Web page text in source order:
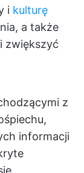
i kulturę
a także
zwiększyć
z
informacji